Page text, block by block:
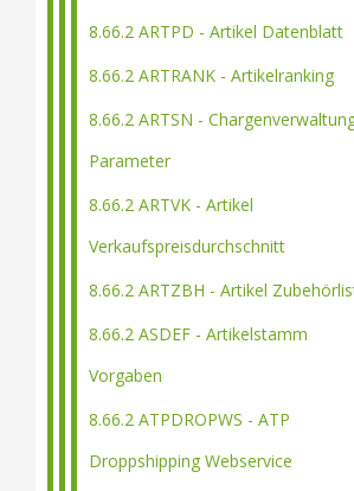
8.66.2 ARTPD - Artikel Datenblatt
8.66.2 ARTRANK - Artikelranking
8.66.2 ARTSN -
Parameter
8.66.2 ARTVK - Artikel
Verkaufspreisdurchschnitt
8.66.2 ARTZBH - Artikel
8.66.2 ASDEF - Artikelstamm
Vorgaben
8.66.2 ATPDROPWS - ATP
Droppshipping Webservice